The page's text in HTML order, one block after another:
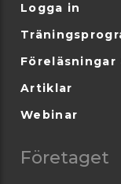
Logga in
Föreläsningar
Artiklar
Webinar
Företaget